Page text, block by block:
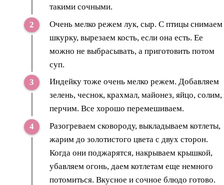
такими сочными.
Очень мелко режем лук, сыр. С птицы снимаем
шкурку, вырезаем кость, если она есть. Ее
можно не выбрасывать, а приготовить потом
суп.
Индейку тоже очень мелко режем. Добавляем
зелень, чеснок, крахмал, майонез, яйцо, солим,
перчим. Все хорошо перемешиваем.
Разогреваем сковороду, выкладываем котлеты,
жарим до золотистого цвета с двух сторон.
Когда они поджарятся, накрываем крышкой,
убавляем огонь, даем котлетам еще немного
потомиться. Вкусное и сочное блюдо готово.